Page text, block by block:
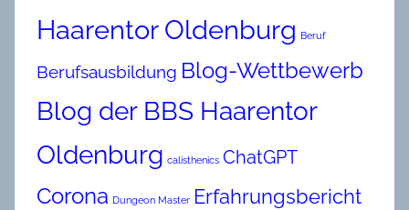
Haarentor Oldenburg Beruf
Berufsausbildung Blog-Wettbewerb
Blog der BBS Haarentor
Oldenburg calisthenics ChatGPT
Corona Dungeon Master Erfahrungsbericht